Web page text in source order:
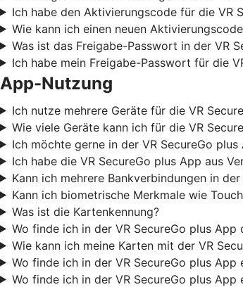
Ich habe den Aktivierungscode für die VR
Wie kann ich einen neuen
Was ist das Freigabe-Passwort in der VR
Ich habe mein Freigabe-Passwort für die
App-Nutzung
Ich nutze mehrere Geräte für die VR
Wie viele Geräte kann ich für die VR
Ich möchte gerne in der VR SecureGo
Ich habe die VR SecureGo plus App aus
Kann ich mehrere Bankverbindungen in
Kann ich biometrische Merkmale wie
Was ist die Kartenkennung?
Wo finde ich in der VR SecureGo plus App
Wie kann ich meine Karten mit der VR
Wo finde ich in der VR SecureGo plus
Wo finde ich in der VR SecureGo plus